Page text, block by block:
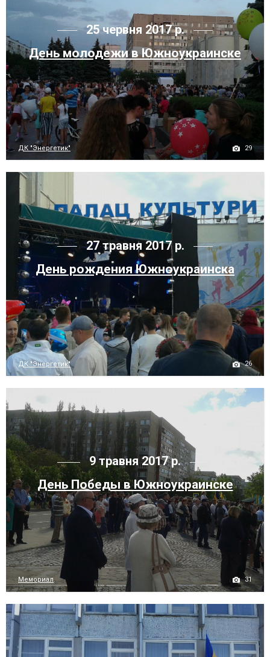
25 червня 2017 р.
День молодежи в Южноукраинске
ДК "Энергетик" 29
27 травня 2017 р.
День рождения Южноукраинска
ДК "Энергетик" 26
9 травня 2017 р.
День Победы в Южноукраинске
Мемориал 31